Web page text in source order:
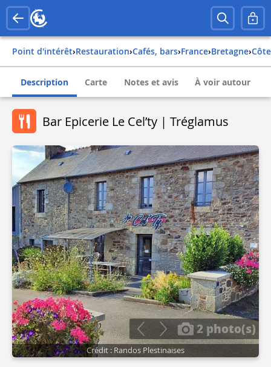
Point d'intérêt› Restauration› Cafés, bars› france› bretagne›
Description Carte Notes et avis À voir autour
Bar Epicerie Le Cel’ty | Tréglamus
2 photo(s)
Crédit : Randos Plestinaises